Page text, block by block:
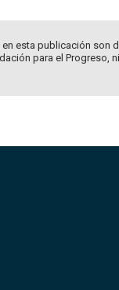
esta publicación son
para el Progreso,